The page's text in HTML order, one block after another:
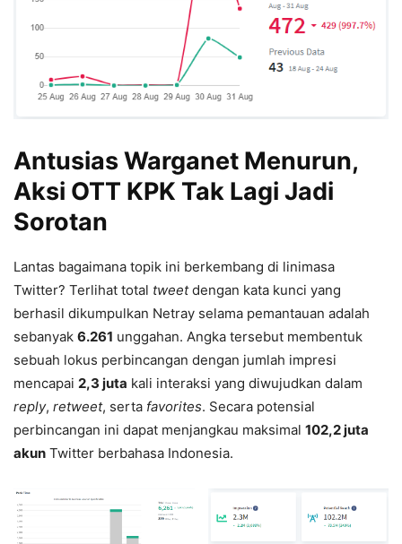
Antusias Warganet Menurun,
Aksi OTT KPK Tak Lagi Jadi
Sorotan
Lantas bagaimana topik ini berkembang di linimasa
Twitter? Terlihat total tweetdengan kata kunci yang
berhasil dikumpulkan Netray selama pemantauan adalah
sebanyak 6.261 unggahan. Angka tersebut membentuk
sebuah lokus perbincangan dengan jumlah impresi
mencapai 2,3 juta kali interaksi yang diwujudkan dalam
reply, retweet, serta favorites. Secara potensial
perbincangan ini dapat menjangkau maksimal 102,2 juta
akun Twitter berbahasa Indonesia.